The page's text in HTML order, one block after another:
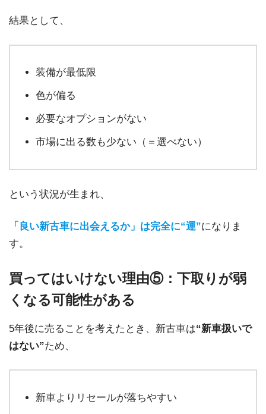
結果として、
装備が最低限
色が偏る
必要なオプションがない
市場に出る数も少ない（＝選べない）
という状況が生まれ、
「良い新古車に出会えるか」は完全に“運”になりま
す。
買ってはいけない理由⑤：下取りが弱
くなる可能性がある
5年後に売ることを考えたとき、新古車は“新車扱いで
はない”ため、
新車よりリセールが落ちやすい